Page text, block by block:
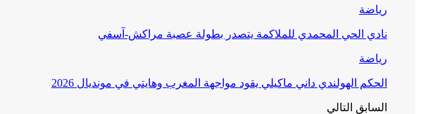
رياضة
نادي الحي المحمدي للملاكمة يتصدر بطولة عصبة مراكش-آسفي
رياضة
الحكم الهولندي داني ماكيلي يقود مواجهة المغرب وهايتي في مونديال 2026
السابق التالي